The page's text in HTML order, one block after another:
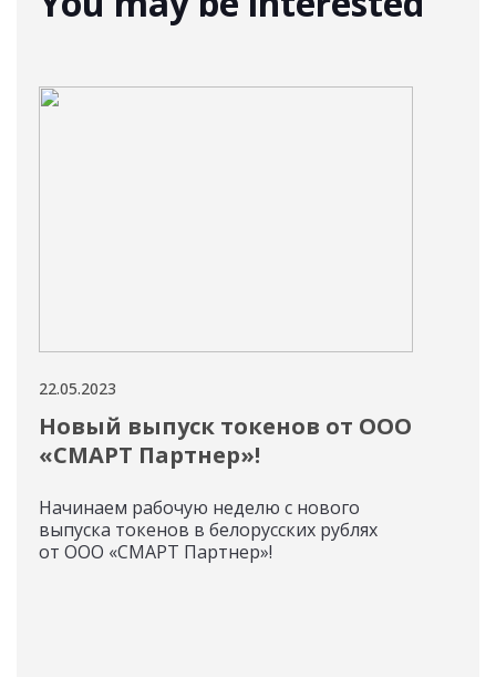
22.05.2023
Новый выпуск токенов от ООО
«СМАРТ Партнер»!
Начинаем рабочую неделю с нового
выпуска токенов в белорусских рублях
от ООО «СМАРТ Партнер»!